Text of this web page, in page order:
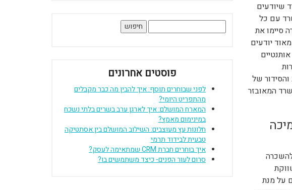
שיודעים
עם כל
סיימו את
יודעים
של
המאובזר
על מנת
פוסטים אחרונים
לפני שבוחרים תוסף: איך להבין מה כבר מקבלים
מהתפריט היומי?
המארח המושלם: איך לארגן ערב בשרים בלתי נשכח
במינימום מאמץ?
חלונות עץ מעוצבים: השילוב המושלם בין אסתטיקה
טבעית לבידוד תרמי
איך בוחרים חברת CRM שמתאימה לעסק?
סרום לעור הפנים- כיצד משתמשים בו?